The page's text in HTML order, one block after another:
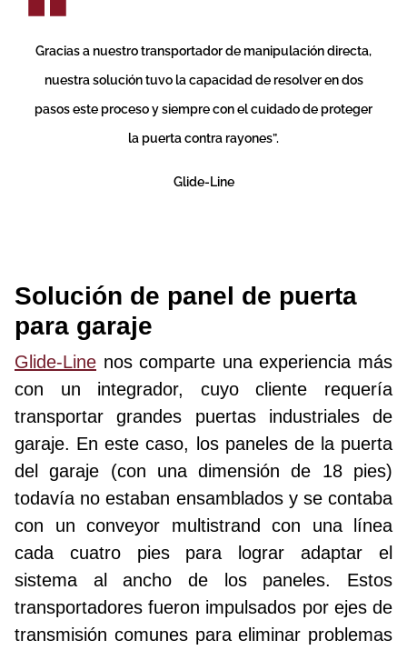
Gracias a nuestro transportador de manipulación directa,
nuestra solución tuvo la capacidad de resolver en dos
pasos este proceso y siempre con el cuidado de proteger
la puerta contra rayones”.
Glide-Line
Solución de panel de puerta
para garaje
Glide-Line nos comparte una experiencia más
con un integrador, cuyo cliente requería
transportar grandes puertas industriales de
garaje. En este caso, los paneles de la puerta
del garaje (con una dimensión de 18 pies)
todavía no estaban ensamblados y se contaba
con un conveyor multistrand con una línea
cada cuatro pies para lograr adaptar el
sistema al ancho de los paneles. Estos
transportadores fueron impulsados ​​​​por ejes de
transmisión comunes para eliminar problemas